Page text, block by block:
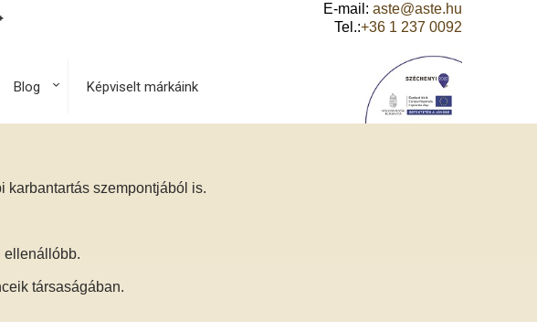
E-mail: aste@aste.hu
Tel.:+36 1 237 0092
Blog Képviselt márkáink
karbantartás szempontjából is.
ellenállóbb.
társaságában.